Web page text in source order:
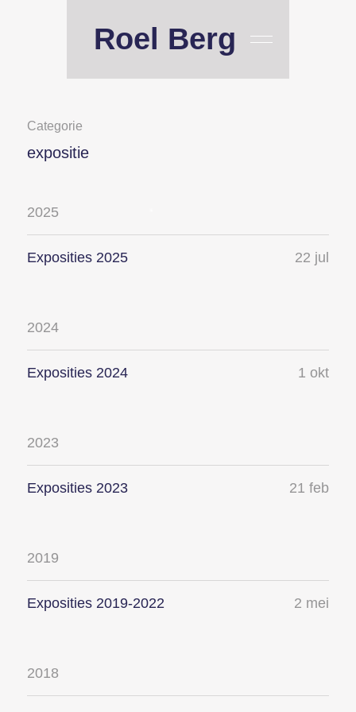
Roel Berg
Categorie
expositie
2025
Exposities 2025 22 jul
2024
Exposities 2024 1 okt
2023
Exposities 2023 21 feb
2019
Exposities 2019-2022 2 mei
2018